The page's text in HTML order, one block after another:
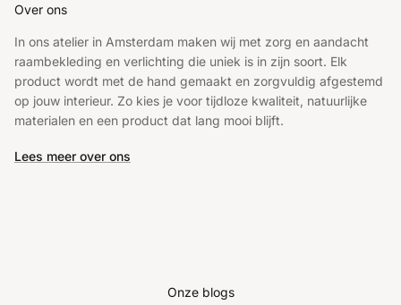
Over ons
In ons atelier in Amsterdam maken wij met zorg en aandacht
raambekleding en verlichting die uniek is in zijn soort. Elk
product wordt met de hand gemaakt en zorgvuldig afgestemd
op jouw interieur. Zo kies je voor tijdloze kwaliteit, natuurlijke
materialen en een product dat lang mooi blijft.
Lees meer over ons
Onze blogs